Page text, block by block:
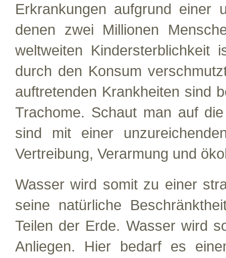
Erkrankungen aufgrund einer
denen zwei Millionen
weltweiten
durch den Konsum
auftretenden Krankheiten sind
Trachome. Schaut man auf
sind mit einer
Vertreibung, Verarmung und
Wasser wird somit zu einer
seine natürliche
Teilen der Erde. Wasser wird
Anliegen. Hier bedarf es